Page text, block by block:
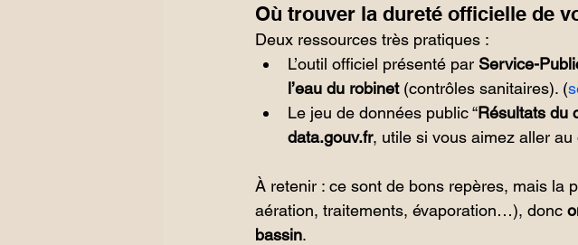
Où trouver la dureté officielle de
Deux ressources très pratiques :
L’outil officiel présenté par Service-
l’eau du robinet (contrôles sanitaires). (
Le jeu de données public “Résultats du
data.gouv.fr, utile si vous aimez aller
À retenir : ce sont de bons repères, mais la
aération, traitements, évaporation…), donc
bassin.